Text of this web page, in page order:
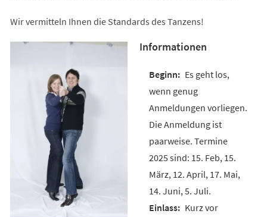
Wir vermitteln Ihnen die Standards des Tanzens!
Informationen
Es geht los,
wenn genug
Anmeldungen vorliegen.
Die Anmeldung ist
paarweise. Termine
2025 sind: 15. Feb, 15.
März, 12. April, 17. Mai,
14. Juni, 5. Juli.
Kurz vor